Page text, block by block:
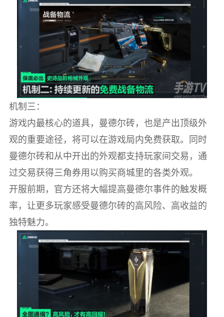
机制三：
游戏内最核心的道具，曼德尔砖，也是产出顶级外
观的重要途径，将可以在游戏局内免费获取。同时
曼德尔砖和从中开出的外观都支持玩家间交易，通
过交易获得三角券用以购买商城里的各类外观。
开服前期，官方还将大幅提高曼德尔事件的触发概
率，让更多玩家感受曼德尔砖的高风险、高收益的
独特魅力。